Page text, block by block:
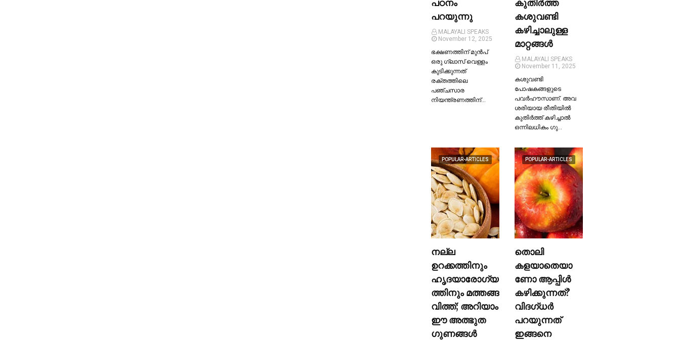
പഠനം
പറയുന്നു
MALAYALI SPEAKS
November 12, 2025
ഭക്ഷണത്തിന് മുന്‍പ്
ഒരു ഗ്ലാസ് വെള്ളം
കുടിക്കുന്നത്
രക്തത്തിലെ
പഞ്ചസാര
നിയന്ത്രണത്തിന്…
കുതിര്‍ത്ത
കശുവണ്ടി
കഴിച്ചാലുള്ള
മാറ്റങ്ങള്‍
MALAYALI SPEAKS
November 11, 2025
കശുവണ്ടി
പോഷകങ്ങളുടെ
പവർഹൗസാണ്. അവ
ശരിയായ രീതിയില്‍
കുതിർത്ത് കഴിച്ചാല്‍
ഒന്നിലധികം ഗു…
POPULAR-ARTICLES
നല്ല
ഉറക്കത്തിനും
ഹൃദയാരോഗ്യ
ത്തിനും മത്തങ്ങ
വിത്ത്; അറിയാം
ഈ അത്ഭുത
ഗുണങ്ങള്‍
POPULAR-ARTICLES
തൊലി
കളയാതെയാ
ണോ ആപ്പിള്‍
കഴിക്കുന്നത്?
വിദഗ്ധര്‍
പറയുന്നത്
ഇങ്ങനെ